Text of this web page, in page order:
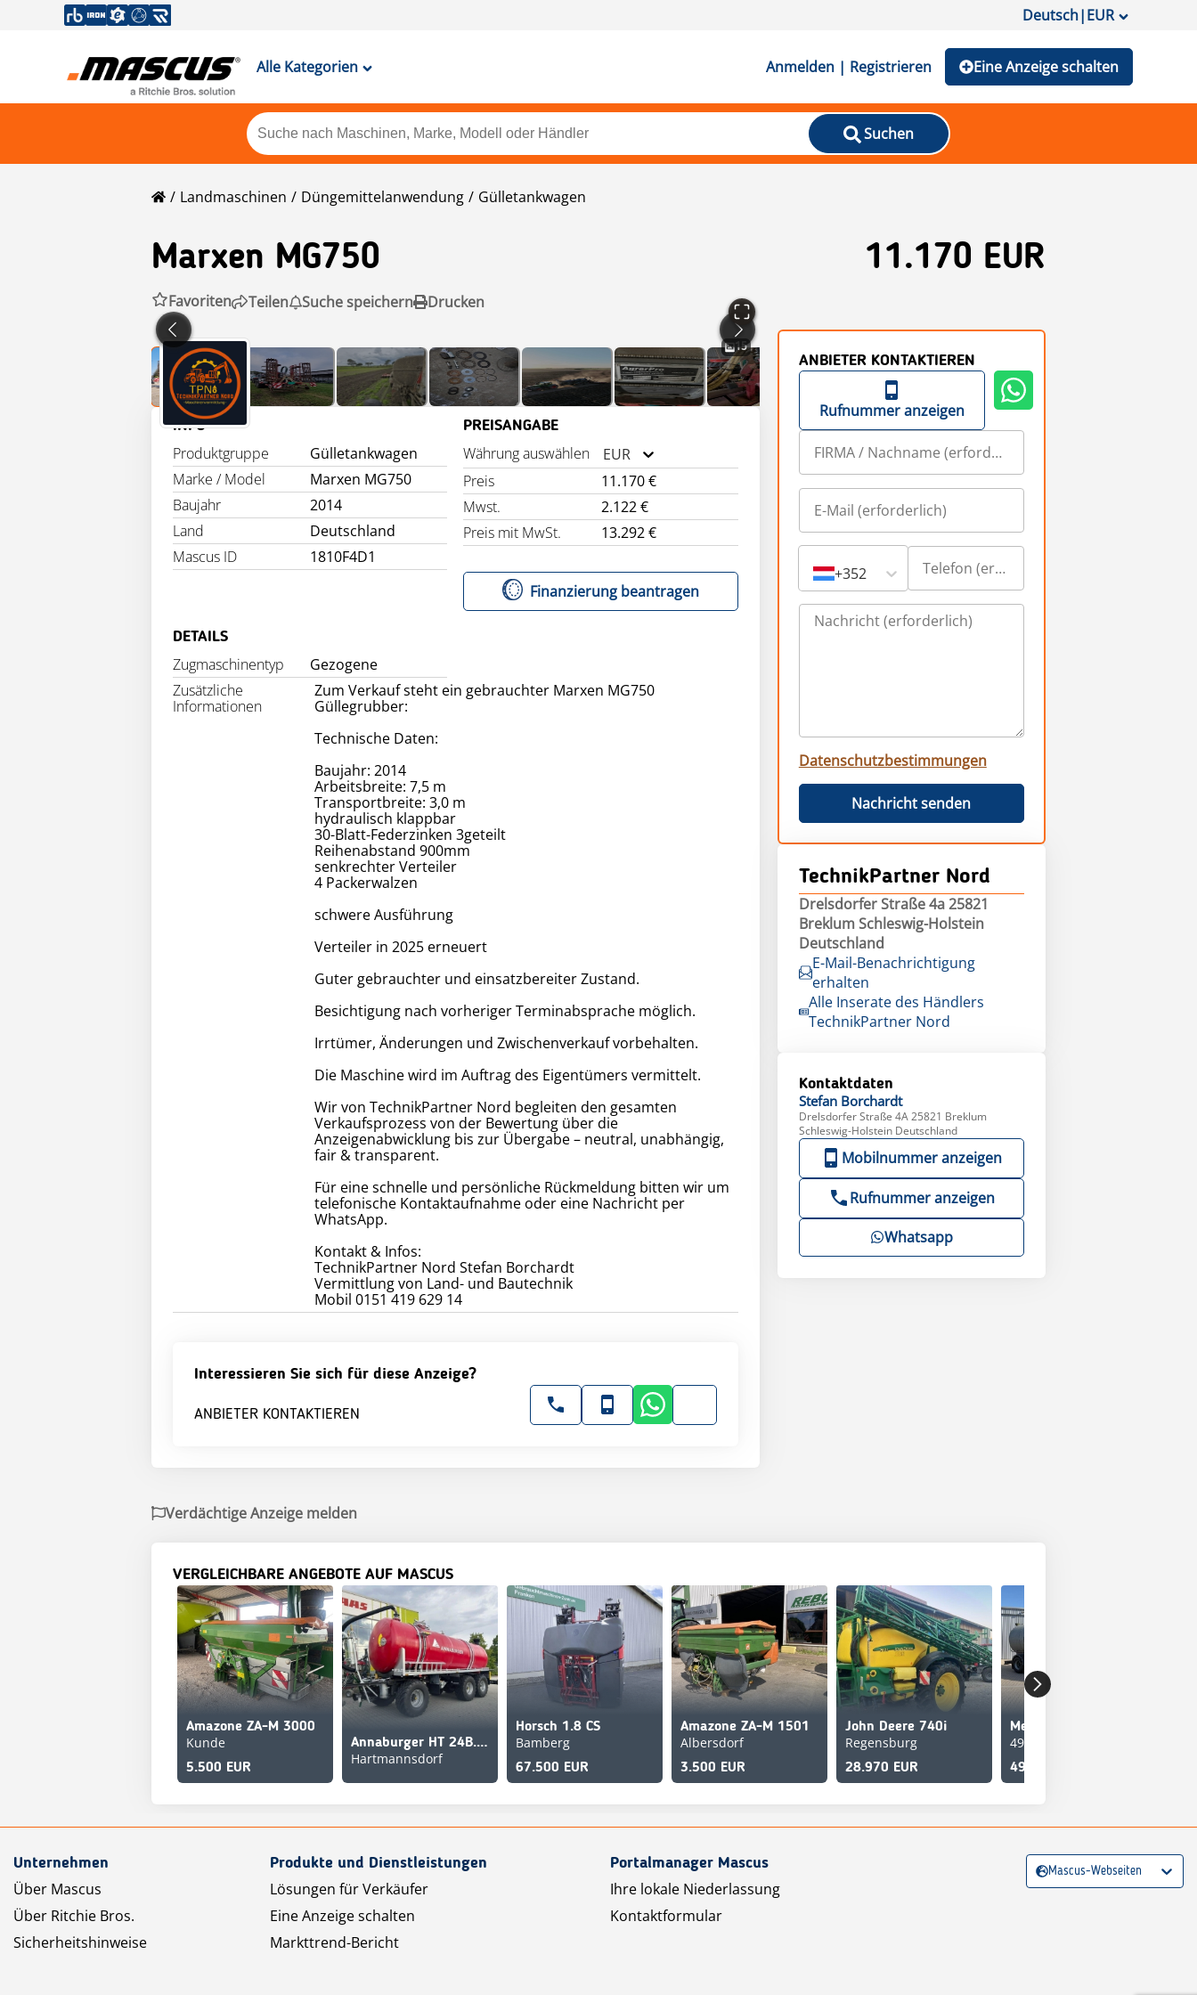
Deutsch|EUR
Alle Kategorien Anmelden | Registrieren Eine Anzeige schalten
Suchen
Landmaschinen Düngemittelanwendung Gülletankwagen
Marxen MG750 11.170 EUR
Favoriten Teilen Suche speichern Drucken
15
INFO
Produktgruppe
Gülletankwagen
Marke / Model
Marxen MG750
Baujahr
2014
Land
Deutschland
Mascus ID
1810F4D1
PREISANGABE
Währung auswählen
EUR
Preis
11.170 €
Mwst.
2.122 €
Preis mit MwSt.
13.292 €
Finanzierung beantragen
DETAILS
Zugmaschinentyp
Gezogene
Zusätzliche
Informationen
Zum Verkauf steht ein gebrauchter Marxen MG750
Güllegrubber:
Technische Daten:
Baujahr: 2014
Arbeitsbreite: 7,5 m
Transportbreite: 3,0 m
hydraulisch klappbar
30-Blatt-Federzinken 3geteilt
Reihenabstand 900mm
senkrechter Verteiler
4 Packerwalzen
schwere Ausführung
Verteiler in 2025 erneuert
Guter gebrauchter und einsatzbereiter Zustand.
Besichtigung nach vorheriger Terminabsprache möglich.
Irrtümer, Änderungen und Zwischenverkauf vorbehalten.
Die Maschine wird im Auftrag des Eigentümers vermittelt.
Wir von TechnikPartner Nord begleiten den gesamten
Verkaufsprozess von der Bewertung über die
Anzeigenabwicklung bis zur Übergabe – neutral, unabhängig,
fair & transparent.
Für eine schnelle und persönliche Rückmeldung bitten wir um
telefonische Kontaktaufnahme oder eine Nachricht per
WhatsApp.
Kontakt & Infos:
TechnikPartner Nord Stefan Borchardt
Vermittlung von Land- und Bautechnik
Mobil 0151 419 629 14
Interessieren Sie sich für diese Anzeige?
ANBIETER KONTAKTIEREN
ANBIETER KONTAKTIEREN
Rufnummer anzeigen
+352
Datenschutzbestimmungen
Nachricht senden
TechnikPartner Nord
Drelsdorfer Straße 4a 25821
Breklum Schleswig-Holstein
Deutschland
E-Mail-Benachrichtigung
erhalten
Alle Inserate des Händlers
TechnikPartner Nord
Kontaktdaten
Stefan Borchardt
Drelsdorfer Straße 4A 25821 Breklum
Schleswig-Holstein Deutschland
Mobilnummer anzeigen
Rufnummer anzeigen
Whatsapp
Verdächtige Anzeige melden
VERGLEICHBARE ANGEBOTE AUF MASCUS
Amazone ZA-M 3000
Kunde
5.500 EUR
Annaburger HT 24B.27 GÜLLEZUBRINGER
Hartmannsdorf
Horsch 1.8 CS
Bamberg
67.500 EUR
Amazone ZA-M 1501
Albersdorf
3.500 EUR
John Deere 740i
Regensburg
28.970 EUR
49451 Holdorf
49.500 EUR
Unternehmen
Über Mascus
Über Ritchie Bros.
Sicherheitshinweise
Produkte und Dienstleistungen
Lösungen für Verkäufer
Eine Anzeige schalten
Markttrend-Bericht
Portalmanager Mascus
Ihre lokale Niederlassung
Kontaktformular
Mascus-Webseiten